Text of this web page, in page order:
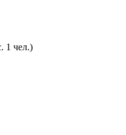
1 чел.)